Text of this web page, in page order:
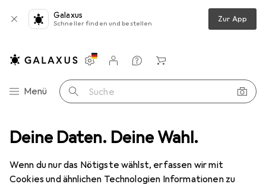
Deine Daten. Deine Wahl.
Wenn du nur das Nötigste wählst, erfassen wir mit
Cookies und ähnlichen Technologien Informationen zu
Galaxus
Schneller finden und bestellen Zur App
Navigation nach Kategorien
Menü Suche
Einstellungen
Kundenkonto
Vergleichslisten
Merklisten
Warenkorb
Smartwatch Schutzfolie Dipos Displayschutzfolie Antireflex